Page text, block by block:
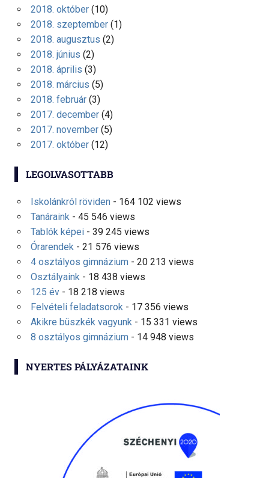
2018. október(10)
2018. szeptember(1)
2018. augusztus (2)
2018. június (2)
2018. április (3)
2018. március (5)
2018. február(3)
2017. december(4)
2017. november(5)
2017. október(12)
LEGOLVASOTTABB
Iskolánkról röviden- 164 102 views
Tanáraink- 45 546 views
Tablók képei- 39 245 views
Órarendek- 21 576 views
4 osztályos gimnázium- 20 213 views
Osztályaink- 18 438 views
125 év- 18 218 views
Felvételi feladatsorok- 17 356 views
Akikre büszkék vagyunk- 15 331 views
8 osztályos gimnázium- 14 948 views
NYERTES PÁLYÁZATAINK